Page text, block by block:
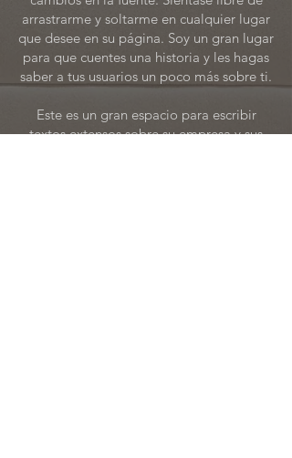
arrastrarme y soltarme en cualquier lugar
que desee en su página. Soy un gran lugar
para que cuentes una historia y les hagas
saber a tus usuarios un poco más sobre ti.
Este es un gran espacio para escribir
textos extensos sobre su empresa y sus